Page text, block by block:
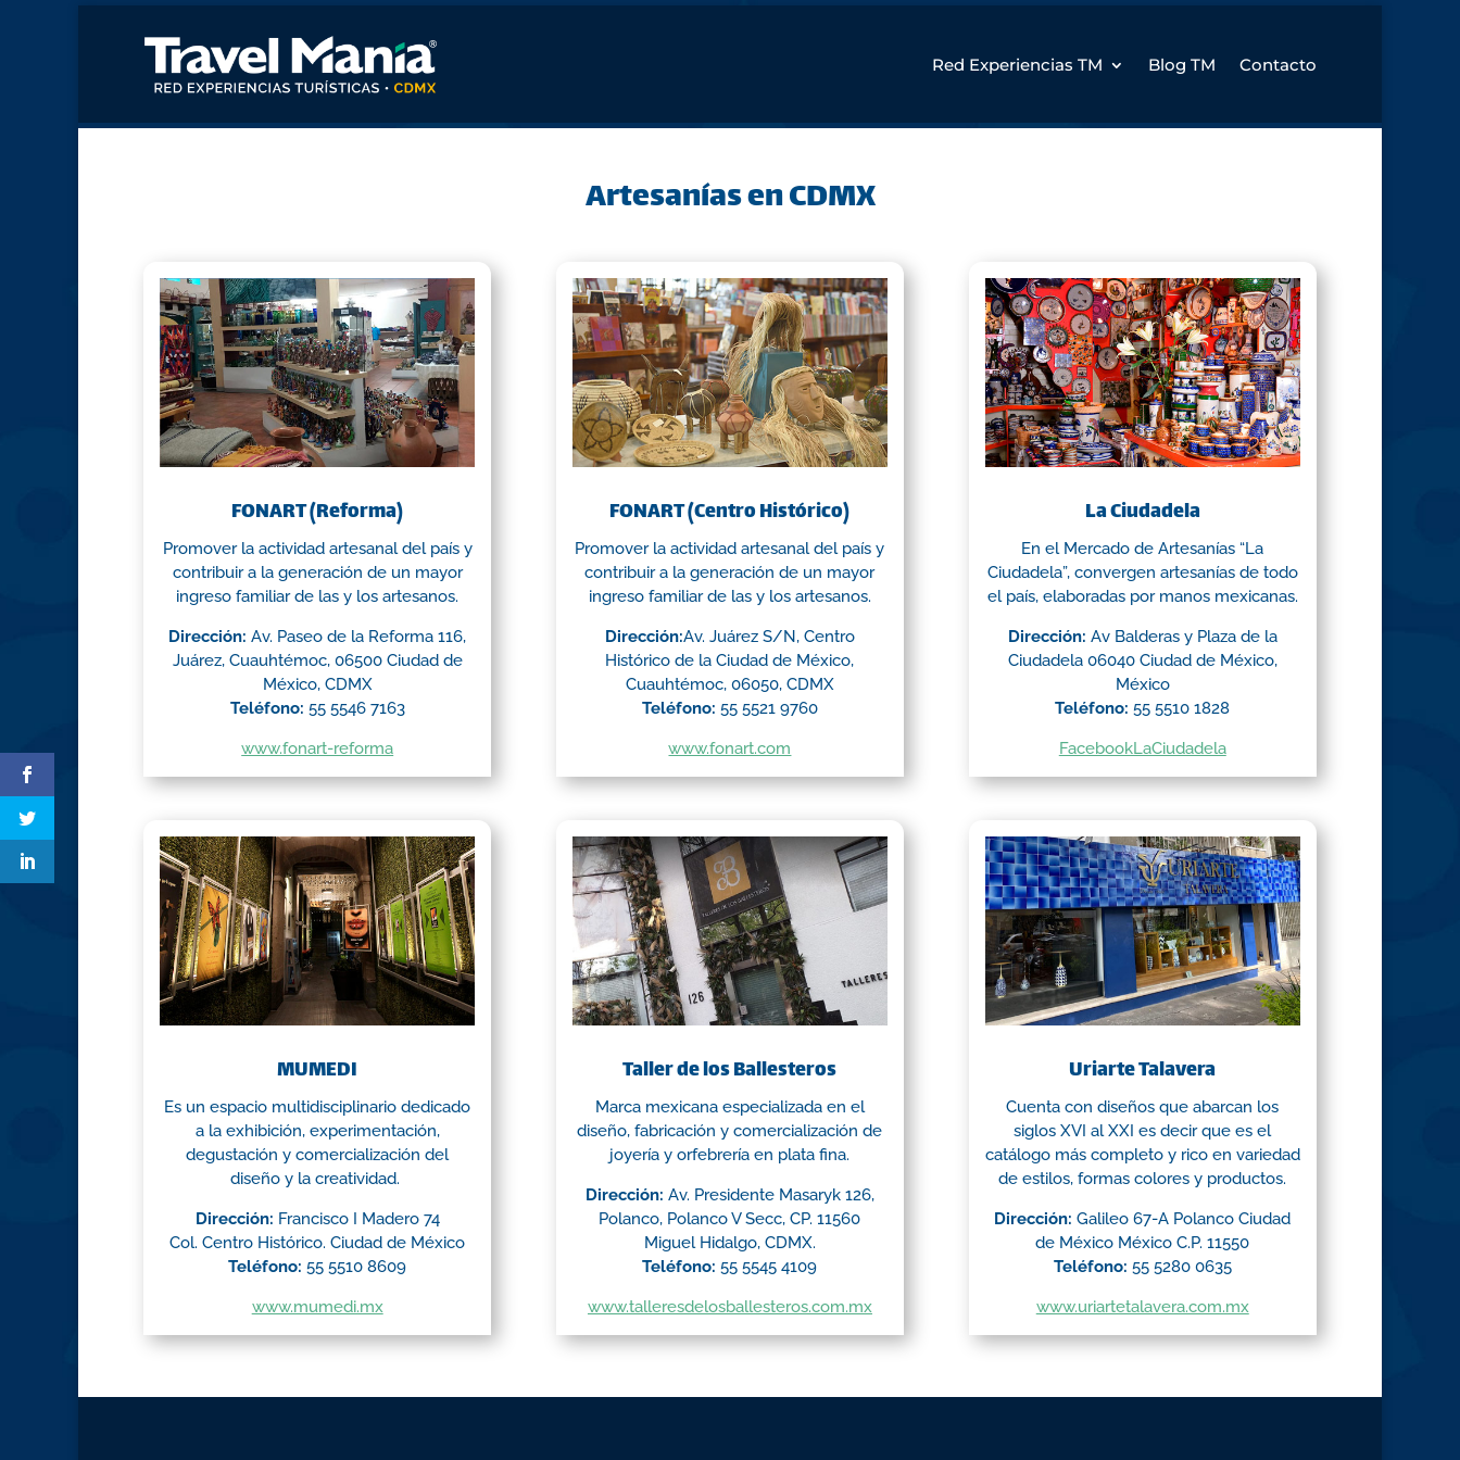
Red Experiencias TM Blog TM Contacto
Artesanías en CDMX
FONART (Reforma)
Promover la actividad artesanal del país y
contribuir a la generación de un mayor
ingreso familiar de las y los artesanos.
Dirección: Av. Paseo de la Reforma 116,
Juárez, Cuauhtémoc, 06500 Ciudad de
México, CDMX
Teléfono: 55 5546 7163
www.fonart-reforma
FONART (Centro Histórico)
Promover la actividad artesanal del país y
contribuir a la generación de un mayor
ingreso familiar de las y los artesanos.
Dirección:Av. Juárez S/N, Centro
Histórico de la Ciudad de México,
Cuauhtémoc, 06050, CDMX
Teléfono: 55 5521 9760
www.fonart.com
La Ciudadela
En el Mercado de Artesanías “La
Ciudadela”, convergen artesanías de todo
el país, elaboradas por manos mexicanas.
Dirección: Av Balderas y Plaza de la
Ciudadela 06040 Ciudad de México,
México
Teléfono: 55 5510 1828
FacebookLaCiudadela
MUMEDI
Es un espacio multidisciplinario dedicado
a la exhibición, experimentación,
degustación y comercialización del
diseño y la creatividad.
Dirección: Francisco I Madero 74
Col. Centro Histórico. Ciudad de México
Teléfono: 55 5510 8609
www.mumedi.mx
Taller de los Ballesteros
Marca mexicana especializada en el
diseño, fabricación y comercialización de
joyería y orfebrería en plata fina.
Dirección: Av. Presidente Masaryk 126,
Polanco, Polanco V Secc, CP. 11560
Miguel Hidalgo, CDMX.
Teléfono: 55 5545 4109
www.talleresdelosballesteros.com.mx
Uriarte Talavera
Cuenta con diseños que abarcan los
siglos XVI al XXI es decir que es el
catálogo más completo y rico en variedad
de estilos, formas colores y productos.
Dirección:Galileo 67-A Polanco Ciudad
de México México C.P. 11550
Teléfono: 55 5280 0635
www.uriartetalavera.com.mx